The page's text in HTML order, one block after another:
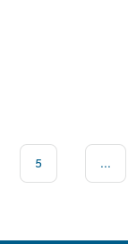
5 ...